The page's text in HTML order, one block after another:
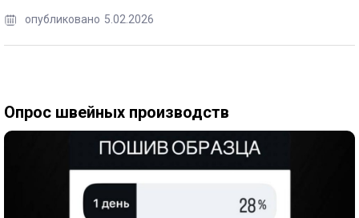
опубликовано 5.02.2026
Опрос швейных производств